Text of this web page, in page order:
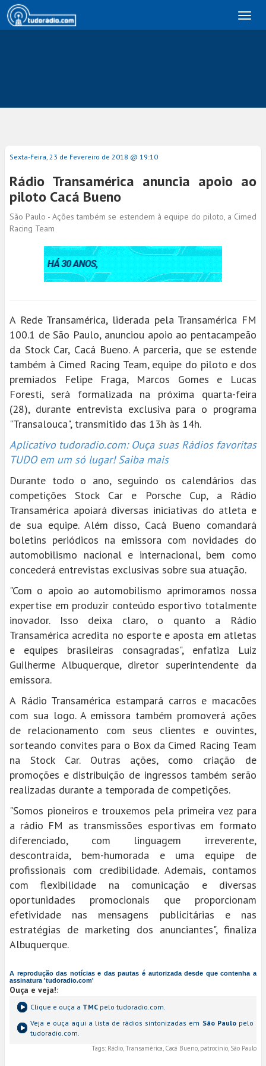
Sexta-Feira, 23 de Fevereiro de 2018 @ 19:10
Rádio Transamérica anuncia apoio ao
piloto Cacá Bueno
São Paulo - Ações também se estendem à equipe do piloto, a Cimed
Racing Team
A Rede Transamérica, liderada pela Transamérica FM
100.1 de São Paulo, anunciou apoio ao pentacampeão
da Stock Car, Cacá Bueno. A parceria, que se estende
também à Cimed Racing Team, equipe do piloto e dos
premiados Felipe Fraga, Marcos Gomes e Lucas
Foresti, será formalizada na próxima quarta-feira
(28), durante entrevista exclusiva para o programa
"Transalouca", transmitido das 13h às 14h.
Aplicativo tudoradio.com: Ouça suas Rádios favoritas
TUDO em um só lugar! Saiba mais
Durante todo o ano, seguindo os calendários das
competições Stock Car e Porsche Cup, a Rádio
Transamérica apoiará diversas iniciativas do atleta e
de sua equipe. Além disso, Cacá Bueno comandará
boletins periódicos na emissora com novidades do
automobilismo nacional e internacional, bem como
concederá entrevistas exclusivas sobre sua atuação.
"Com o apoio ao automobilismo aprimoramos nossa
expertise em produzir conteúdo esportivo totalmente
inovador. Isso deixa claro, o quanto a Rádio
Transamérica acredita no esporte e aposta em atletas
e equipes brasileiras consagradas", enfatiza Luiz
Guilherme Albuquerque, diretor superintendente da
emissora.
A Rádio Transamérica estampará carros e macacões
com sua logo. A emissora também promoverá ações
de relacionamento com seus clientes e ouvintes,
sorteando convites para o Box da Cimed Racing Team
na Stock Car. Outras ações, como criação de
promoções e distribuição de ingressos também serão
realizadas durante a temporada de competições.
"Somos pioneiros e trouxemos pela primeira vez para
a rádio FM as transmissões esportivas em formato
diferenciado, com linguagem irreverente,
descontraída, bem-humorada e uma equipe de
profissionais com credibilidade. Ademais, contamos
com flexibilidade na comunicação e diversas
oportunidades promocionais que proporcionam
efetividade nas mensagens publicitárias e nas
estratégias de marketing dos anunciantes", finaliza
Albuquerque.
A reprodução das notícias e das pautas é autorizada desde que contenha a
assinatura 'tudoradio.com'
Ouça e veja!:
Clique e ouça a TMC pelo tudoradio.com.
Veja e ouça aqui a lista de rádios sintonizadas em São Paulopelo
tudoradio.com.
Tags: Rádio, Transamérica, Cacá Bueno, patrocínio, São Paulo